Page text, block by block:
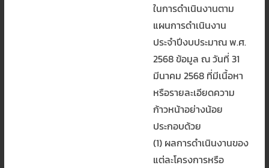
ในการดำเนินงานตาม
แผนการดำเนินงาน
ประจำปีงบประมาณ พ.ศ.
2568 ข้อมูล ณ วันที่ 31
มีนาคม 2568 ที่มีเนื้อหา
หรือรายละเอียดความ
ก้าวหน้าอย่างน้อย
ประกอบด้วย
(1) ผลการดำเนินงานของ
แต่ละโครงการหรือ